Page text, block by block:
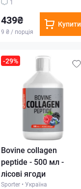
1
439₴
9 ₴ / порція
Купити
-29%
Bovine collagen
peptide - 500 мл -
лісові ягоди
Sporter • Україна